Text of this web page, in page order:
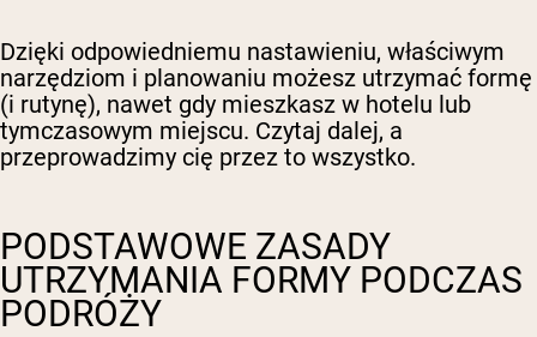
Dzięki odpowiedniemu nastawieniu, właściwym
narzędziom i planowaniu możesz utrzymać formę
(i rutynę), nawet gdy mieszkasz w hotelu lub
tymczasowym miejscu. Czytaj dalej, a
przeprowadzimy cię przez to wszystko.
PODSTAWOWE ZASADY
UTRZYMANIA FORMY PODCZAS
PODRÓŻY